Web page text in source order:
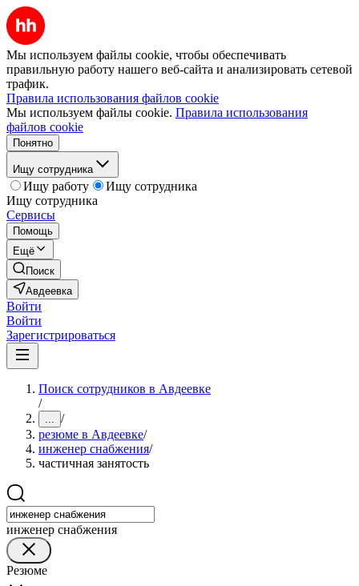
Мы используем файлы cookie, чтобы обеспечивать
правильную работу нашего веб-сайта и анализировать сетевой
трафик.
Правила использования файлов cookie
Мы используем файлы cookie. Правила использования
файлов cookie
Понятно
Ищу сотрудника
Ищу работу
Ищу сотрудника
Ищу сотрудника
Сервисы
Помощь
Ещё
Поиск
Авдеевка
Войти
Войти
Зарегистрироваться
Поиск сотрудников в Авдеевке
/
... /
резюме в Авдеевке/
инженер снабжения/
частичная занятость
инженер снабжения
Резюме